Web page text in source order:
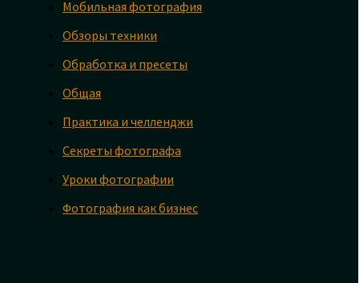
Мобильная фотография
Обзоры техники
Обработка и пресеты
Общая
Практика и челленджи
Секреты фотографа
Уроки фотографии
Фотография как бизнес